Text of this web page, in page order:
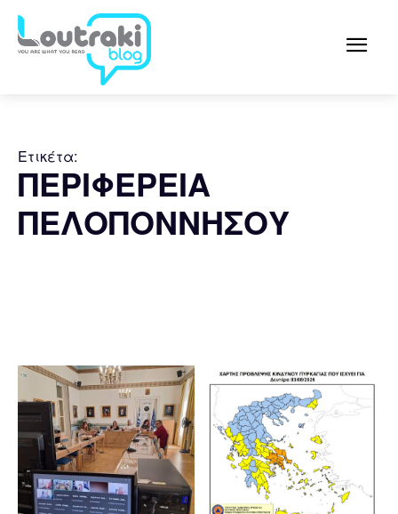
Ετικέτα:
ΠΕΡΙΦΕΡΕΙΑ
ΠΕΛΟΠΟΝΝΗΣΟΥ